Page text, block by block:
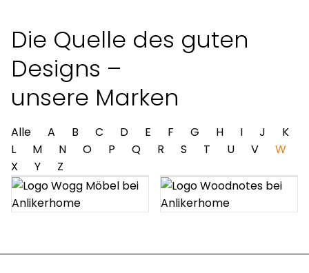
Die Quelle des guten
Designs –
unsere Marken
Alle A B C D E F G H I J
K
L
M N O P Q R S T U V
W
X
Y Z